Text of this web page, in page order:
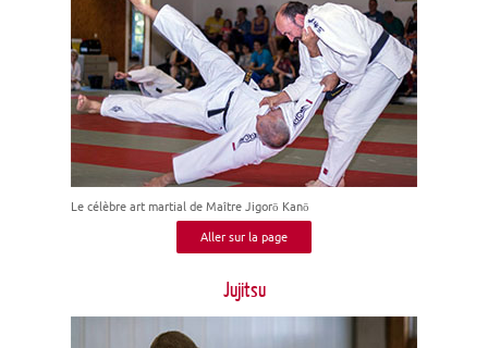
Le célèbre art martial de Maître Jigorō Kanō
Aller sur la page
Jujitsu